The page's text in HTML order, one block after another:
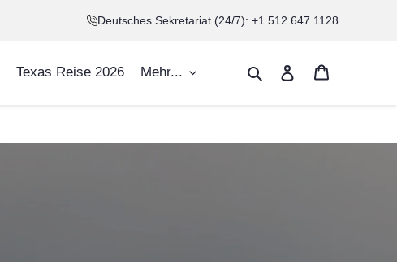
Deutsches Sekretariat (24/7): +1 512 647 1128
Texas Reise 2026 Mehr... SuchenEinloggen